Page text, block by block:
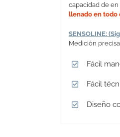
capacidad de
llenado en todo
SENSOLINE:
Medición
Fácil
Fácil
Diseño